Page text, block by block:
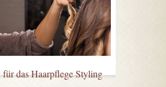
für das Haarpflege Styling